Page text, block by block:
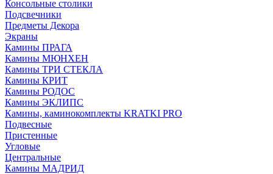
Консольные столики
Подсвечники
Предметы Декора
Экраны
Камины ПРАГА
Камины МЮНХЕН
Камины ТРИ СТЕКЛА
Камины КРИТ
Камины РОДОС
Камины ЭКЛИПС
Камины, каминокомплекты KRATKI PRO
Подвесные
Пристенные
Угловые
Центральные
Камины МАДРИД